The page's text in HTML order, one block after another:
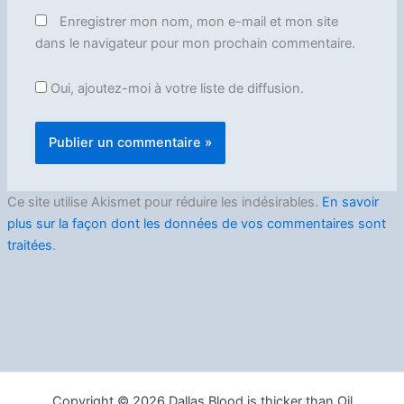
Enregistrer mon nom, mon e-mail et mon site
dans le navigateur pour mon prochain commentaire.
Oui, ajoutez-moi à votre liste de diffusion.
Ce site utilise Akismet pour réduire les indésirables. En savoir
plus sur la façon dont les données de vos commentaires sont
traitées.